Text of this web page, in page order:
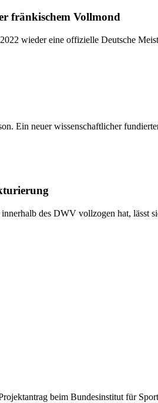
fränkischem Vollmond
wieder eine offizielle Deutsche
Ein neuer wissenschaftlicher
des DWV vollzogen hat, lässt
beim Bundesinstitut für